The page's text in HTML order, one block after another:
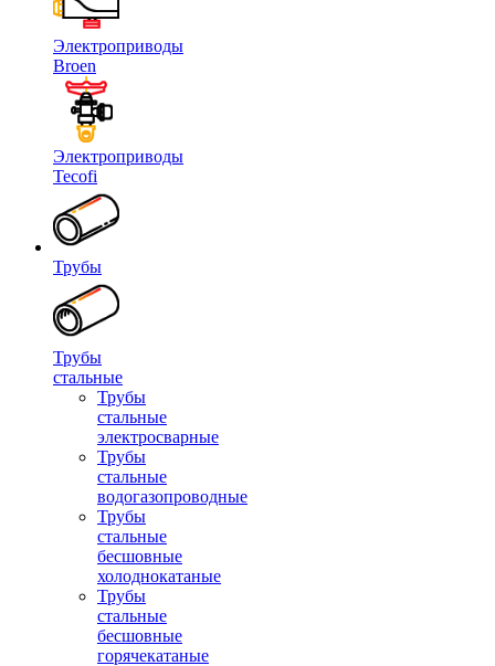
Электроприводы
Broen
Электроприводы
Tecofi
Трубы
Трубы
стальные
Трубы
стальные
электросварные
Трубы
стальные
водогазопроводные
Трубы
стальные
бесшовные
холоднокатаные
Трубы
стальные
бесшовные
горячекатаные